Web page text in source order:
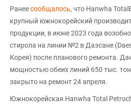
Ранеесообщалось, что Hanwha
крупный южнокорейский
продукции, в июне 2023 года
стирола на линии №2 в Даэсане
Корея) после планового ремонта.
мощностью обеих линий 650 тыс.
закрыто на ремонт 24 апреля.
Южнокорейская Hanwha Total